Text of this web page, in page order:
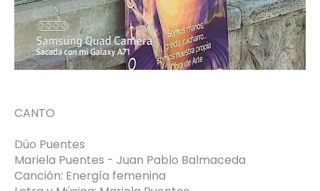
CANTO
Dúo Puentes
Mariela Puentes - Juan Pablo Balmaceda
Canción: Energía femenina